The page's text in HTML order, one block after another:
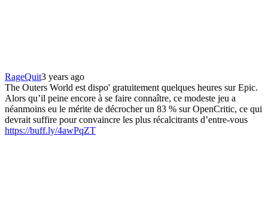
RageQuit3 years ago
The Outers World est dispo' gratuitement quelques heures sur Epic.
Alors qu’il peine encore à se faire connaître, ce modeste jeu a
néanmoins eu le mérite de décrocher un 83 % sur OpenCritic, ce qui
devrait suffire pour convaincre les plus récalcitrants d’entre-vous
https://buff.ly/4awPqZT